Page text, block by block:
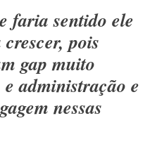
faria sentido ele
pois
gap muito
administração e
nessas